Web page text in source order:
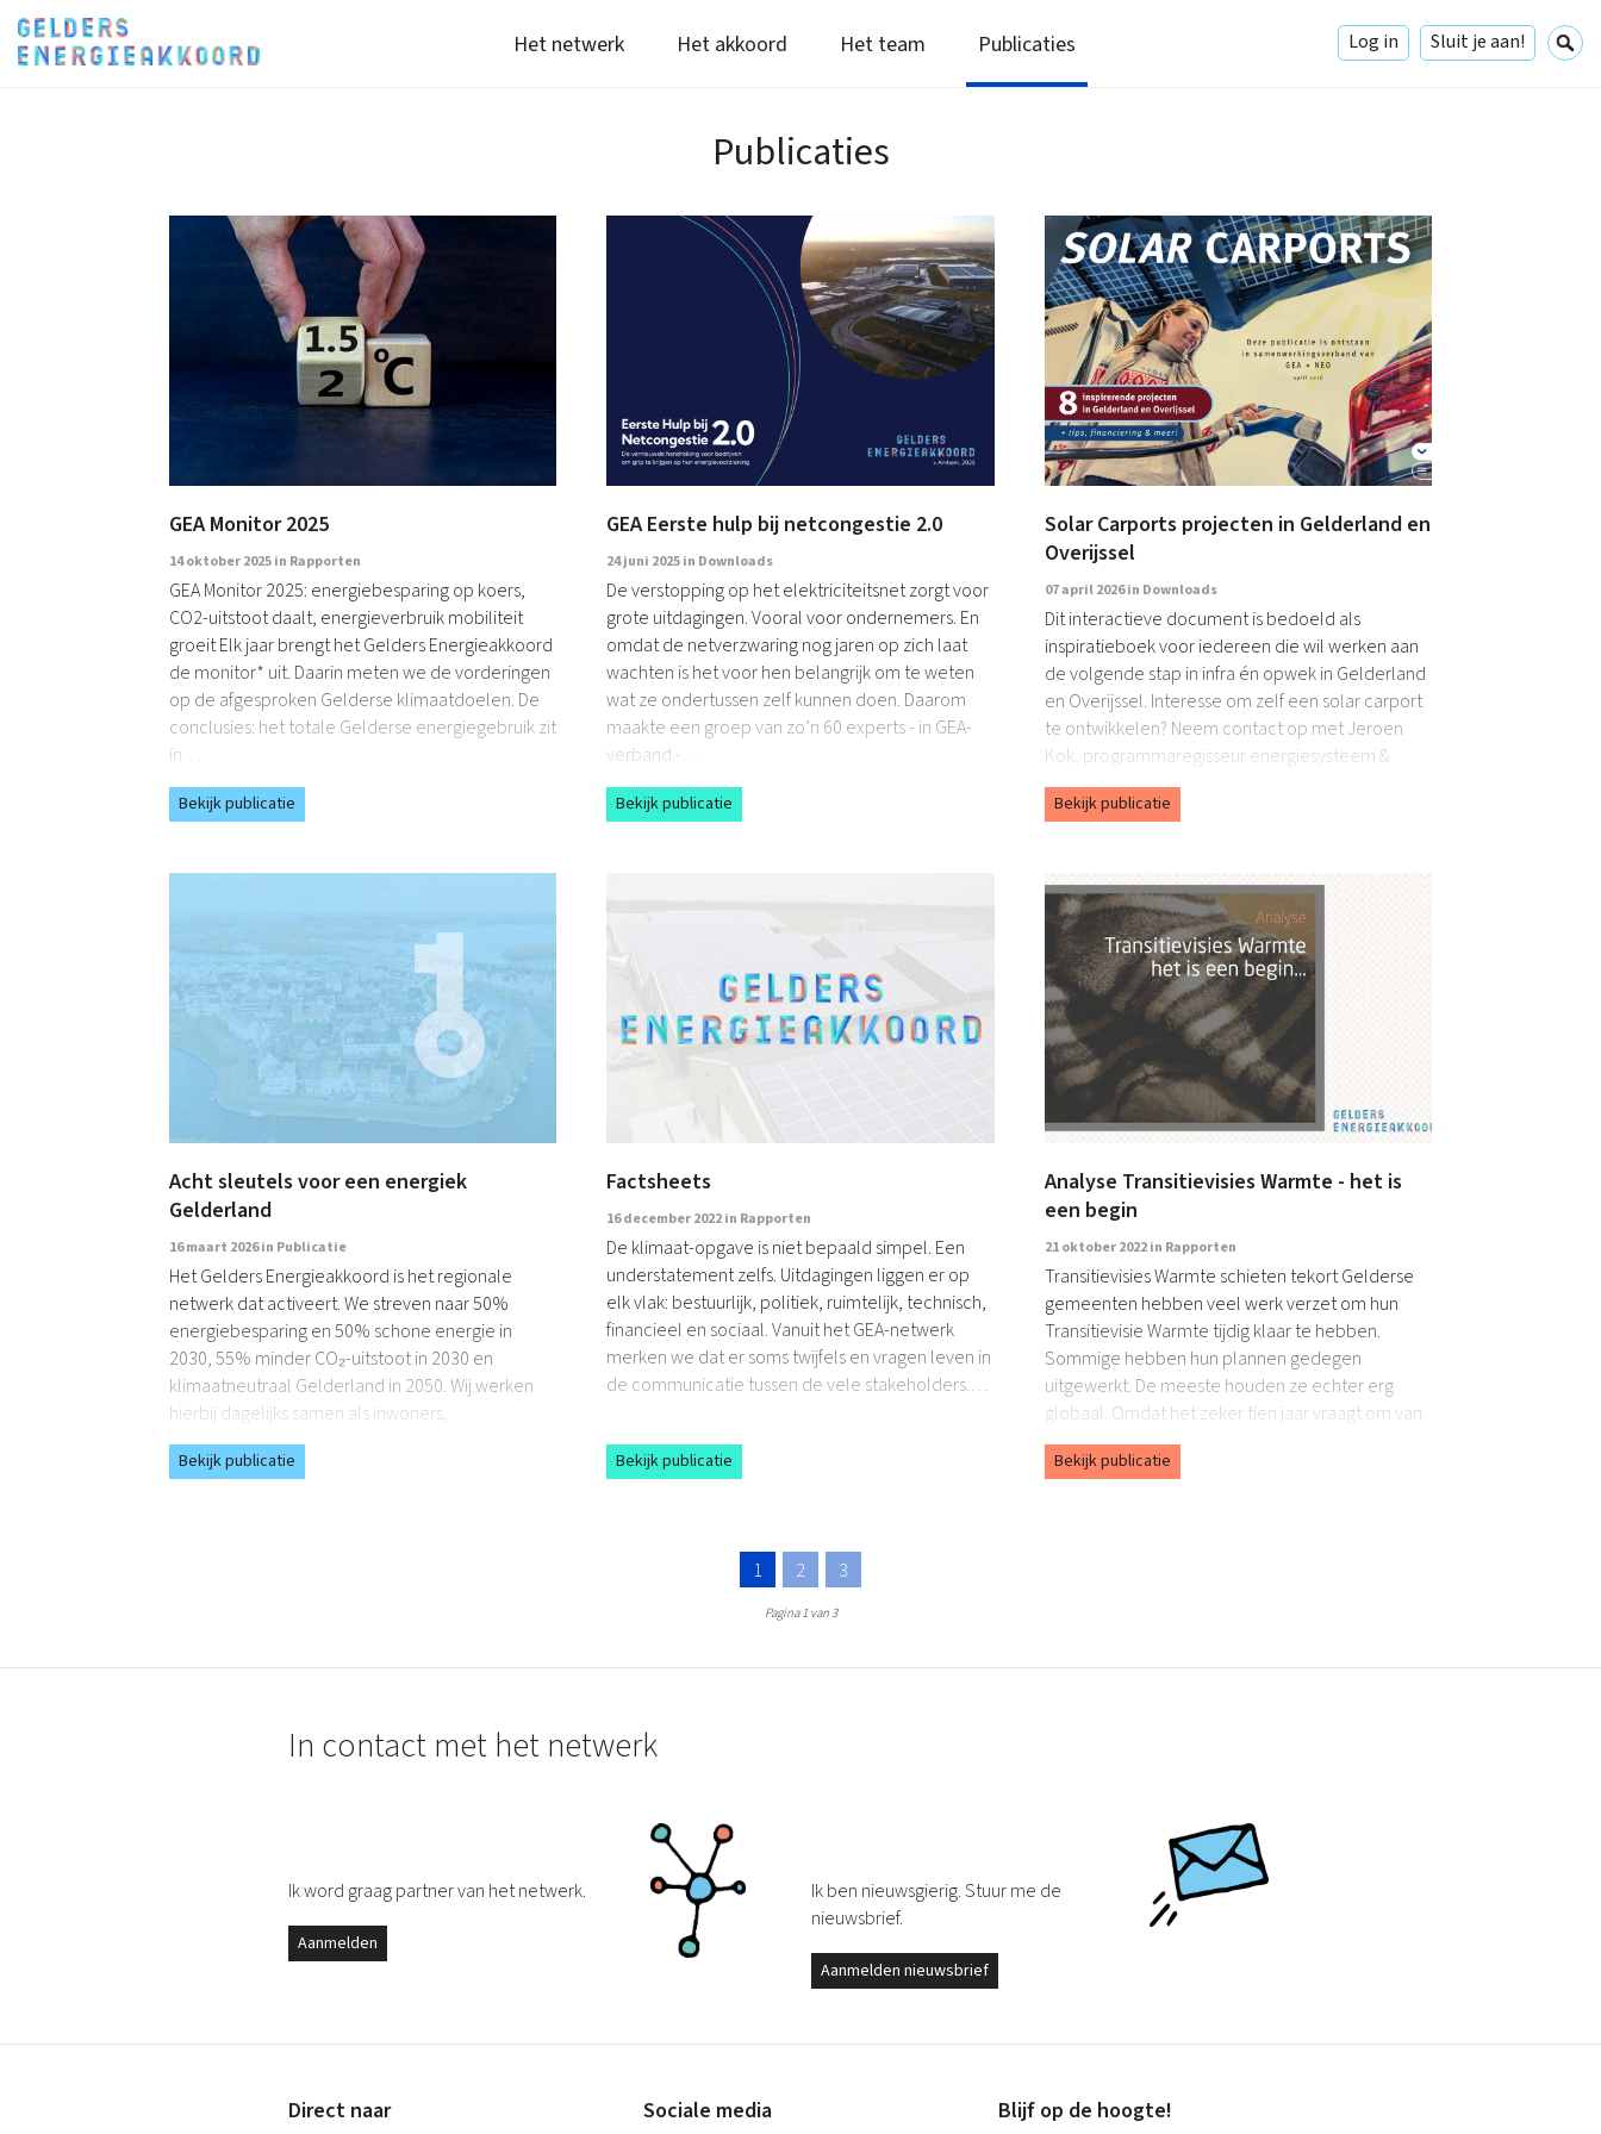
Het netwerk Het akkoord Het team Publicaties Log in Sluit je aan!
Publicaties
GEA Monitor 2025
14 oktober 2025 in Rapporten
GEA Monitor 2025: energiebesparing op koers,
CO2-uitstoot daalt, energieverbruik mobiliteit
groeit Elk jaar brengt het Gelders Energieakkoord
de monitor* uit. Daarin meten we de vorderingen
op de afgesproken Gelderse klimaatdoelen. De
conclusies: het totale Gelderse energiegebruik zit
in…
Bekijk publicatie
GEA Eerste hulp bij netcongestie 2.0
24 juni 2025 in Downloads
De verstopping op het elektriciteitsnet zorgt voor
grote uitdagingen. Vooral voor ondernemers. En
omdat de netverzwaring nog jaren op zich laat
wachten is het voor hen belangrijk om te weten
wat ze ondertussen zelf kunnen doen. Daarom
maakte een groep van zo’n 60 experts - in GEA-
verband -…
Bekijk publicatie
Solar Carports projecten in Gelderland en
Overijssel
07 april 2026 in Downloads
Dit interactieve document is bedoeld als
inspiratieboek voor iedereen die wil werken aan
de volgende stap in infra én opwek in Gelderland
en Overijssel. Interesse om zelf een solar carport
te ontwikkelen? Neem contact op met Jeroen
Kok, programmaregisseur energiesysteem &
samenleving. We…
Bekijk publicatie
Acht sleutels voor een energiek
Gelderland
16 maart 2026 in Publicatie
Het Gelders Energieakkoord is het regionale
netwerk dat activeert. We streven naar 50%
energiebesparing en 50% schone energie in
2030, 55% minder CO₂-uitstoot in 2030 en
klimaatneutraal Gelderland in 2050. Wij werken
hierbij dagelijks samen als inwoners,
ondernemers, corporaties,…
Bekijk publicatie
Factsheets
16 december 2022 in Rapporten
De klimaat-opgave is niet bepaald simpel. Een
understatement zelfs. Uitdagingen liggen er op
elk vlak: bestuurlijk, politiek, ruimtelijk, technisch,
financieel en sociaal. Vanuit het GEA-netwerk
merken we dat er soms twijfels en vragen leven in
de communicatie tussen de vele stakeholders.…
Bekijk publicatie
Analyse Transitievisies Warmte - het is
een begin
21 oktober 2022 in Rapporten
Transitievisies Warmte schieten tekort Gelderse
gemeenten hebben veel werk verzet om hun
Transitievisie Warmte tijdig klaar te hebben.
Sommige hebben hun plannen gedegen
uitgewerkt. De meeste houden ze echter erg
globaal. Omdat het zeker tien jaar vraagt om van
transitieplan tot uitvoering…
Bekijk publicatie
1 2 3
Pagina 1 van 3
In contact met het netwerk
Ik word graag partner van het netwerk.
Aanmelden
Ik ben nieuwsgierig. Stuur me de
nieuwsbrief.
Aanmelden nieuwsbrief
Direct naar Sociale media Blijf op de hoogte!